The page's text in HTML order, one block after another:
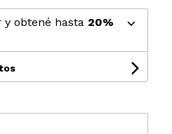
y obtené hasta 20%